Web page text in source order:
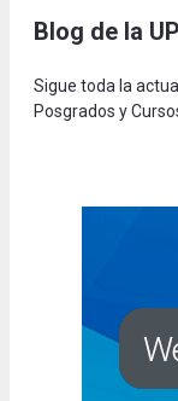
Blog de la
Sigue toda la
Posgrados y